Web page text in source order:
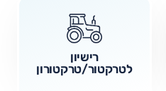
רישיון
לטרקטור/טרקטורון